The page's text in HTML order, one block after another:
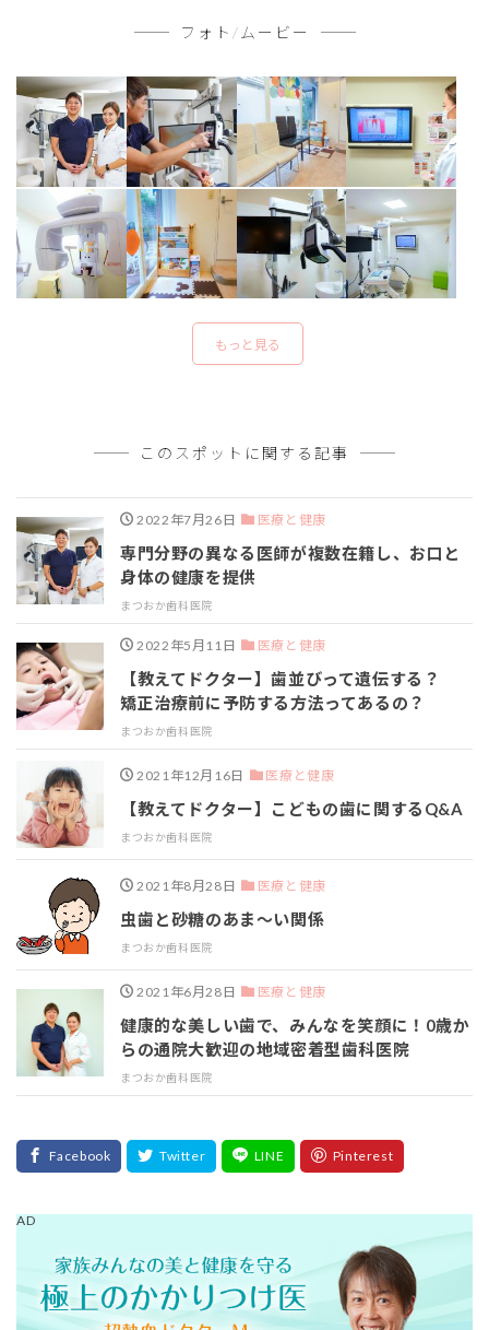
フォト/ムービー
もっと見る
このスポットに関する記事
2022年7月26日 医療と健康
専門分野の異なる医師が複数在籍し、お口と
身体の健康を提供
まつおか歯科医院
2022年5月11日 医療と健康
【教えてドクター】歯並びって遺伝する？
矯正治療前に予防する方法ってあるの？
まつおか歯科医院
2021年12月16日 医療と健康
【教えてドクター】こどもの歯に関するQ&A
まつおか歯科医院
2021年8月28日 医療と健康
虫歯と砂糖のあま～い関係
まつおか歯科医院
2021年6月28日 医療と健康
健康的な美しい歯で、みんなを笑顔に！0歳か
らの通院大歓迎の地域密着型歯科医院
まつおか歯科医院
AD